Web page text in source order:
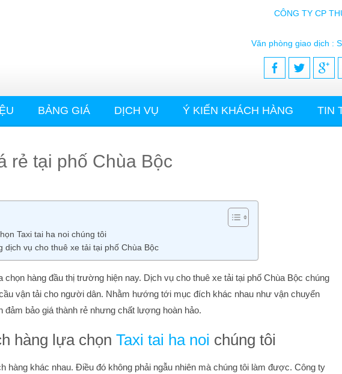
CÔNG TY CP
Văn phòng giao dịch :
BẢNG GIÁ DỊCH VỤ Ý KIẾN KHÁCH HÀNG TIN
rẻ tại phố Chùa Bộc
Taxi tai ha noi chúng tôi
dịch vụ cho thuê xe tải tại phố Chùa Bộc
hàng đầu thị trường hiện nay. Dịch vụ cho thuê xe tải tại phố Chùa Bộc chúng
vận tải cho người dân. Nhằm hướng tới mục đích khác nhau như vận chuyển
đảm bảo giá thành rẻ nhưng chất lượng hoàn hảo.
hàng lựa chọn Taxi tai ha noi chúng tôi
hàng khác nhau. Điều đó không phải ngẫu nhiên mà chúng tôi làm được. Công ty